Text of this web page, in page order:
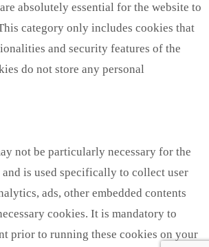
absolutely essential for the website to
category only includes cookies that
and security features of the
do not store any personal
not be particularly necessary for the
is used specifically to collect user
ads, other embedded contents
cookies. It is mandatory to
prior to running these cookies on your